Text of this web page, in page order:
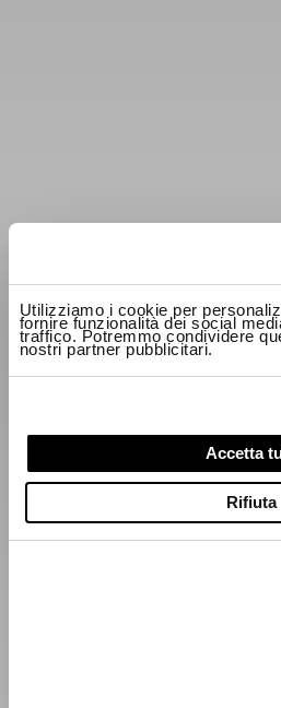
Utilizziamo i cookie per
fornire funzionalità dei social
traffico. Potremmo condividere
nostri partner pubblicitari.
Accetta
Rifiuta